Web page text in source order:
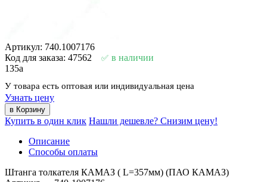
Артикул: 740.1007176
Код для заказа: 47562
в наличии
135a
У товара есть оптовая или индивидуальная цена
Узнать цену
Купить в один клик Нашли дешевле? Снизим цену!
Описание
Способы оплаты
Штанга толкателя КАМАЗ ( L=357мм) (ПАО КАМАЗ)